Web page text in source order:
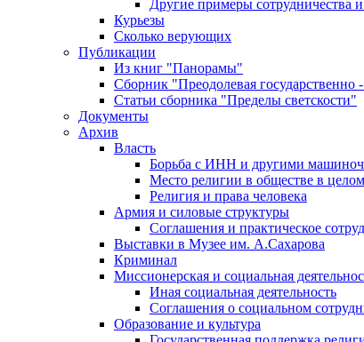
Другие примеры сотрудничества
Курьезы
Сколько верующих
Публикации
Из книг "Панорамы"
Сборник "Преодолевая
Статьи сборника "Пределы светскости"
Документы
Архив
Власть
Борьба с ИНН и другими
Место религии в обществе в целом
Религия и права человека
Армия и силовые структуры
Соглашения и практическое
Выставки в Музее им. А.Сахарова
Криминал
Миссионерская и социальная
Иная социальная деятельность
Соглашения о социальном
Образование и культура